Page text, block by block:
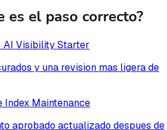
es el paso correcto?
AI Visibility Starter
y una revision mas ligera de
Index Maintenance
aprobado actualizado despues de